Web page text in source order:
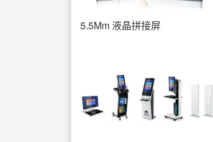
5.5Mm 液晶拼接屏